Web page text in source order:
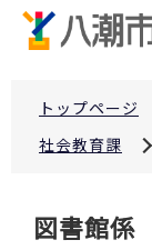
トップページ
社会教育課
図書館係